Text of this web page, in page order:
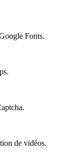
Fonts.
de vidéos.